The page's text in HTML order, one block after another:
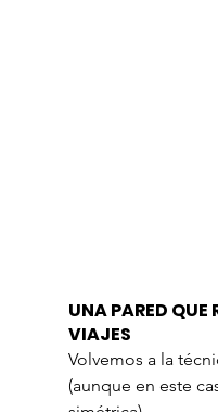
UNA PARED QUE
VIAJES
Volvemos a la
(aunque en este